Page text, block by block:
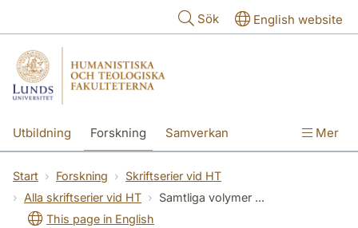
Sök English website
Utbildning Forskning Samverkan Mer
Start Forskning
Skriftserier vid HT
Alla skriftserier vid HT
Samtliga volymer ...
This page in English